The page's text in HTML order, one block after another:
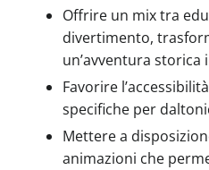
Offrire un mix tra
divertimento,
un’avventura storica
Favorire
specifiche per
Mettere a
animazioni che